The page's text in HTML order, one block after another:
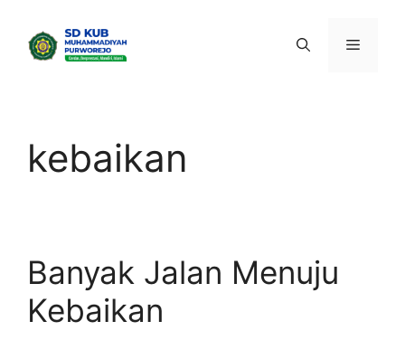
content
Menu
kebaikan
Banyak Jalan Menuju
Kebaikan